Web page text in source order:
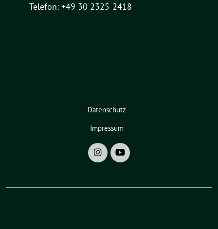
Telefon: +49 30 2325-2418
Datenschutz
Impressum